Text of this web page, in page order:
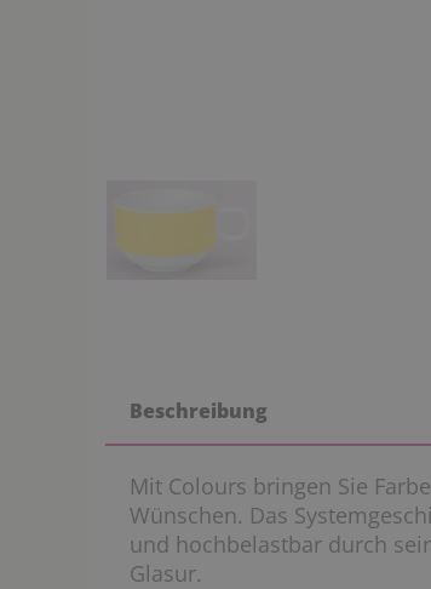
Beschreibung
Mit Colours bringen Sie
Wünschen. Das
und hochbelastbar durch
Glasur.